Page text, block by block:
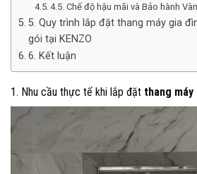
4.5. Chế độ hậu mãi và Bảo hành
5. Quy trình lắp đặt thang máy gia
gói tại KENZO
6. Kết luận
1. Nhu cầu thực tế khi lắp đặt thang